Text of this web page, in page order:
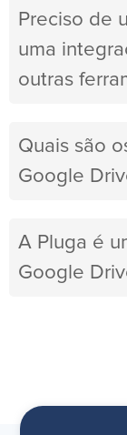
Preciso de
uma
outras
Quais são
Google
A Pluga é
Google